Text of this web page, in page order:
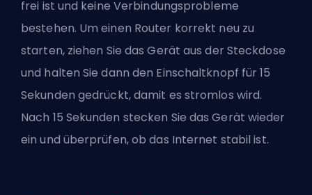
frei ist und keine Verbindungsprobleme
bestehen. Um einen Router korrekt neu zu
starten, ziehen Sie das Gerät aus der Steckdose
und halten Sie dann den Einschaltknopf für 15
Sekunden gedrückt, damit es stromlos wird.
Nach 15 Sekunden stecken Sie das Gerät wieder
ein und überprüfen, ob das Internet stabil ist.